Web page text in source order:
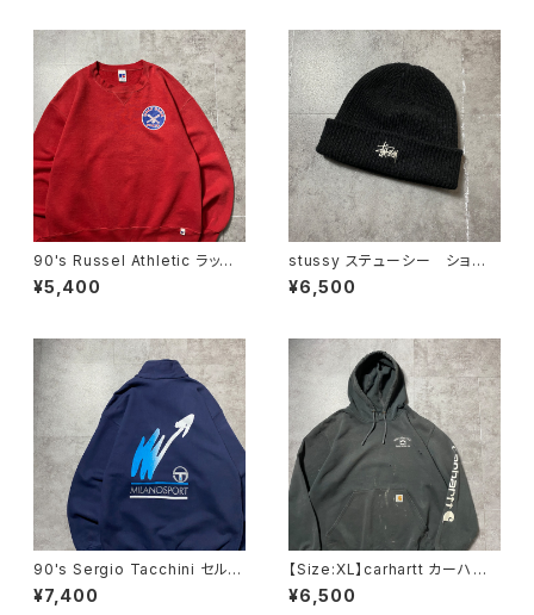
90's Russel Athletic ラッセ
ルアスレチック ローカルベー
スボールチーム プリント 前V
¥5,400
stussy ステューシー ショー
ンフォント 刺繍ロゴ アクリル
100% ブラック 黒 ニット
¥6,500
90's Sergio Tacchini セルジ
オタッキーニ 刺繍ワンポイン
ト ハーフジップ バックプリン
¥7,400
【Size:XL】carhartt カーハー
ト 刺繍企業ロゴ アームプリ
ント グッドダメージ ダークグ
¥6,500